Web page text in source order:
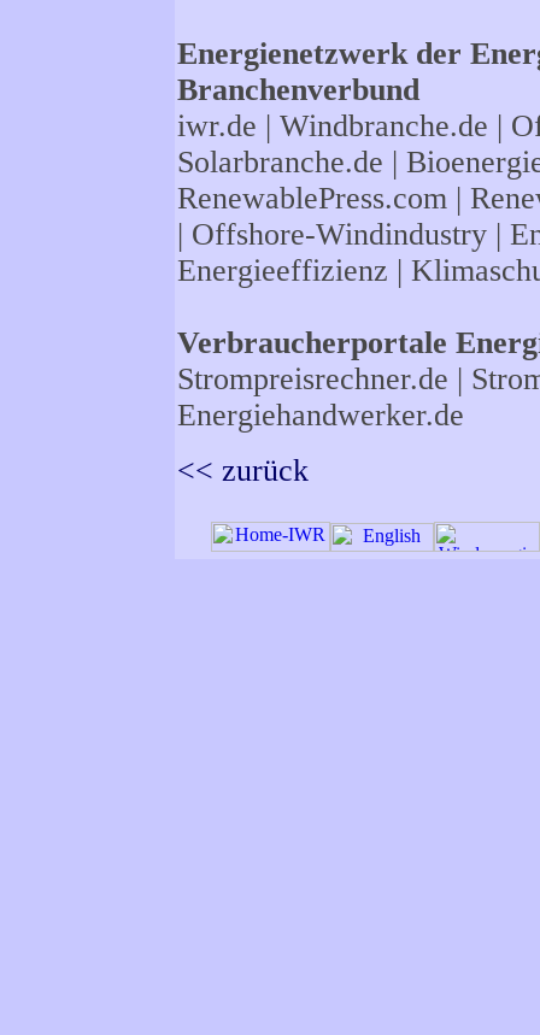
Energienetzwerk der
Branchenverbund
iwr.de | Windbranche.de |
Solarbranche.de |
RenewablePress.com|
| Offshore-Windindustry |
Energieeffizienz |
Verbraucherportale
Strompreisrechner.de |
Energiehandwerker.de
<< zurück